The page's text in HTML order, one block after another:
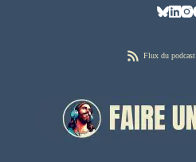
Flux du podcast